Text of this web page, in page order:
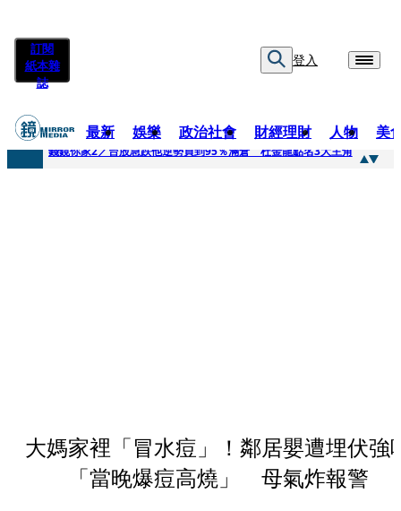
訂閱
紙本雜
誌
登入
最新 娛樂 政治社會 財經理財 人物 美
快訊
錢鏡你家2／台股急跌他逆勢買到95％滿倉 杜金龍點名3大主角
大媽家裡「冒水痘」！鄰居嬰遭埋伏強
「當晚爆痘高燒」 母氣炸報警